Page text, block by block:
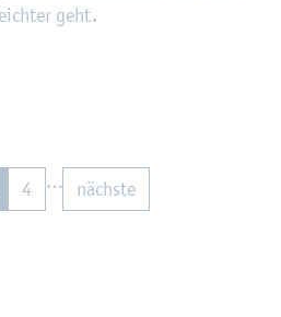
geht.
4 … nächs­te